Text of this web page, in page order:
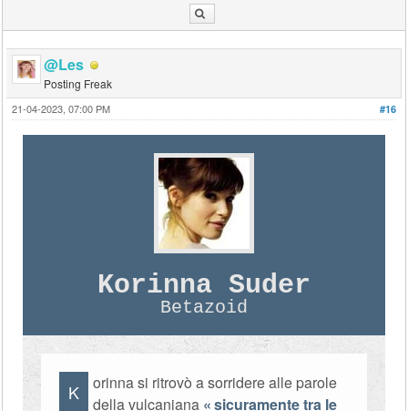
@Les
Posting Freak
#16
21-04-2023, 07:00 PM
Korinna Suder
Betazoid
K
orinna si ritrovò a sorridere alle parole
della vulcaniana
sicuramente tra le